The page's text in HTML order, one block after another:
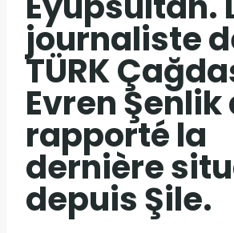
journaliste
TÜRK
Evren Şenlik
rapporté la
dernière
depuis Şile.